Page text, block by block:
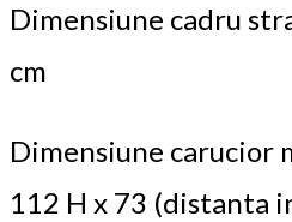
Dimensiune cadru
cm
Dimensiune carucior
112 H x 73 (distanta